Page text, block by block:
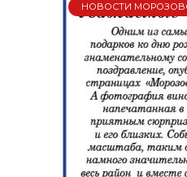
НОВОСТИ